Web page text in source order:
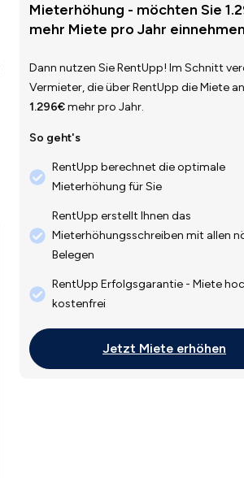
Mieterhöhung - möchten Sie
mehr Miete pro Jahr
Dann nutzen Sie RentUpp! Im Schnitt
Vermieter, die über RentUpp die Miete
1.296€mehr pro Jahr.
So geht's
RentUpp berechnet die optimale
Mieterhöhung für Sie
RentUpp erstellt Ihnen das
Mieterhöhungsschreiben mit allen
Belegen
RentUpp Erfolgsgarantie - Miete
kostenfrei
Jetzt Miete erhöhen